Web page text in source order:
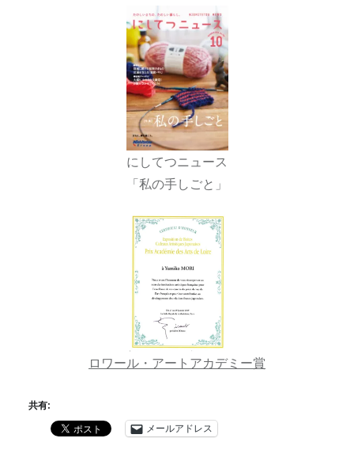
にしてつニュース
「私の手しごと」
ロワール・アートアカデミー賞
共有:
メールアドレス